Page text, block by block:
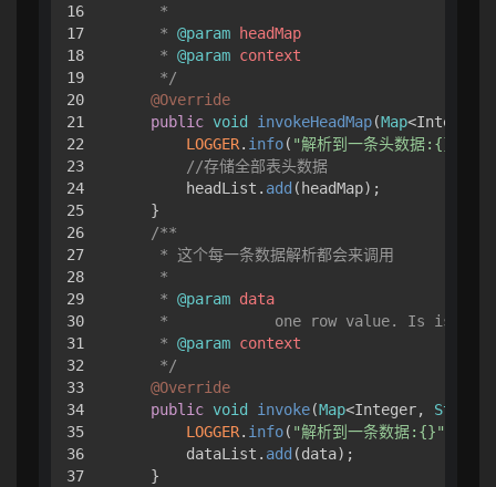
16
17
18
19
20
21
22
23
24
25
26
27
28
29
30
31
32
33
34
35
36
37
     *
     *
@param headMap
     *
@param context
     */
@Override
public void invokeHeadMap(Map<Integer,
LOGGER. info( "解析到一条头数据:{}"
//存储全部表头数据
        headList.
add (headMap);
    }
/**
     * 这个每一条数据解析都会来调用
     *
     *
@param data
*            one row value. Is is
     *
@param context
     */
@Override
public void invoke(Map<Integer, String
LOGGER. info( "解析到一条数据:{}"
        dataList.
add (data);
    }